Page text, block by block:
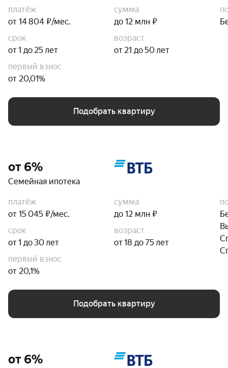
платёж
от 14 804 ₽/мес.
сумма
до 12 млн ₽
срок
от 1 до 25 лет
возраст
от 21 до 50 лет
первый взнос
от 20,01%
Подобрать квартиру
от 6%
Семейная ипотека
платёж
от 15 045 ₽/мес.
сумма
до 12 млн ₽
срок
от 1 до 30 лет
возраст
от 18 до 75 лет
первый взнос
от 20,1%
Подобрать квартиру
от 6%